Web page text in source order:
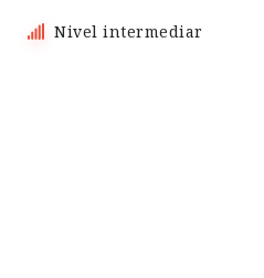
Nivel intermediar